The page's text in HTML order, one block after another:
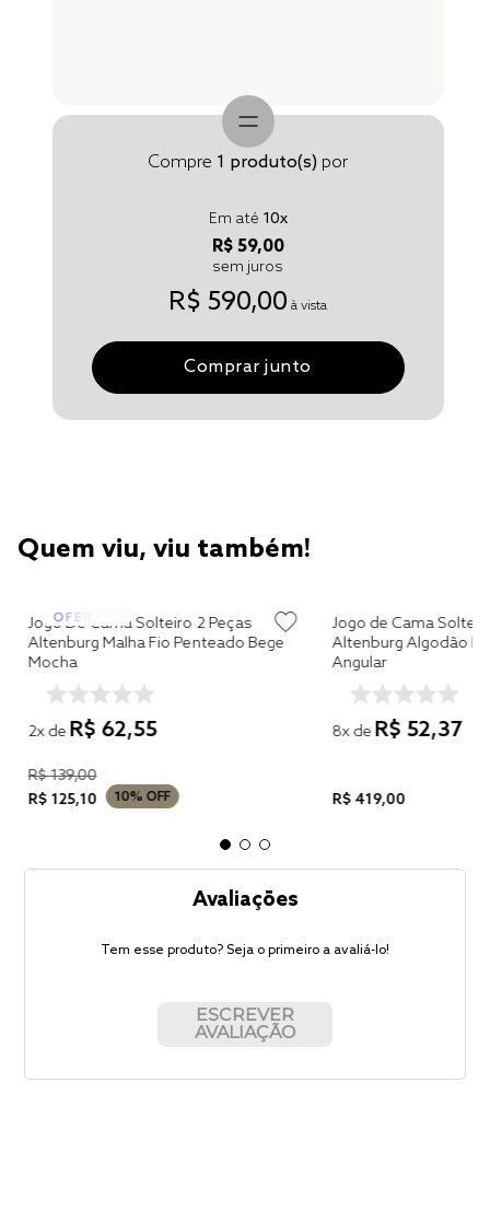
Compre 1 produto(s) por
Em até 10x
R$ 59,00
sem juros
R$ 590,00 à vista
Comprar junto
Quem viu, viu também!
Jogo De Cama Solteiro 2 Peças
Altenburg Malha Fio Penteado Bege
Mocha
2x de R$ 62,55
R$139,00
R$ 125,10 10% OFF
Jogo de Cama
Altenburg Algodão
Angular
8x de R$ 52,37
R$419,00
Avaliações
Tem esse produto? Seja o primeiro a avaliá-lo!
ESCREVER
AVALIAÇÃO